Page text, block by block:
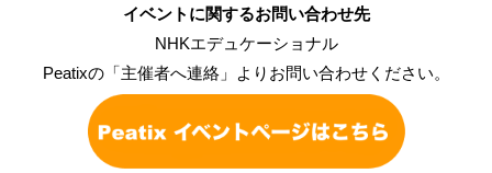
イベントに関するお問い合わせ先
NHKエデュケーショナル
Peatixの「主催者へ連絡」よりお問い合わせください。